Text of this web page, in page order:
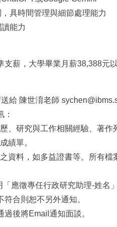
具時間管理與細節處理能力
能力
支薪，大學畢業月薪38,388元
給 陳世淯老師
：
、研究與工作相關經驗、著作
績單。
資料，如多益證書等。所有檔
應徵專任行政研究助理-姓名」
符合則恕不另外通知。
過後將Email通知面談。